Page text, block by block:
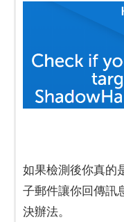
如果檢測後你真的
子郵件讓你回傳訊
決辦法。